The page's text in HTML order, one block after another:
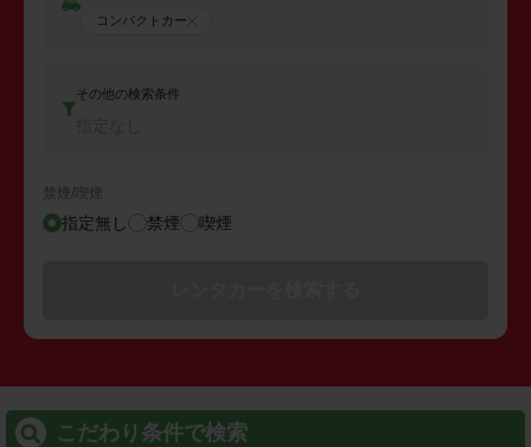
コンパクトカー
その他の検索条件
禁煙/喫煙
指定無し 禁煙 喫煙
こだわり条件で検索